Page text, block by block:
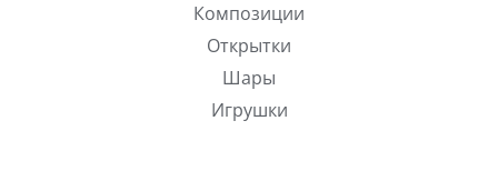
Композиции
Открытки
Шары
Игрушки